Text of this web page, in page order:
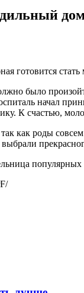
готовится
было
начал
К счастью,
как роды
популярных